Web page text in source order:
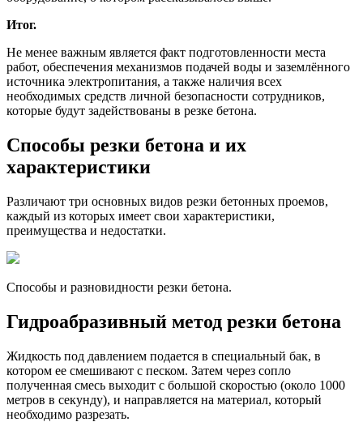
Итог.
Не менее важным является факт подготовленности места
работ, обеспечения механизмов подачей воды и заземлённого
источника электропитания, а также наличия всех
необходимых средств личной безопасности сотрудников,
которые будут задействованы в резке бетона.
Способы резки бетона и их
характеристики
Различают три основных видов резки бетонных проемов,
каждый из которых имеет свои характеристики,
преимущества и недостатки.
Способы и разновидности резки бетона.
Гидроабразивный метод резки бетона
Жидкость под давлением подается в специальный бак, в
котором ее смешивают с песком. Затем через сопло
полученная смесь выходит с большой скоростью (около 1000
метров в секунду), и направляется на материал, который
необходимо разрезать.